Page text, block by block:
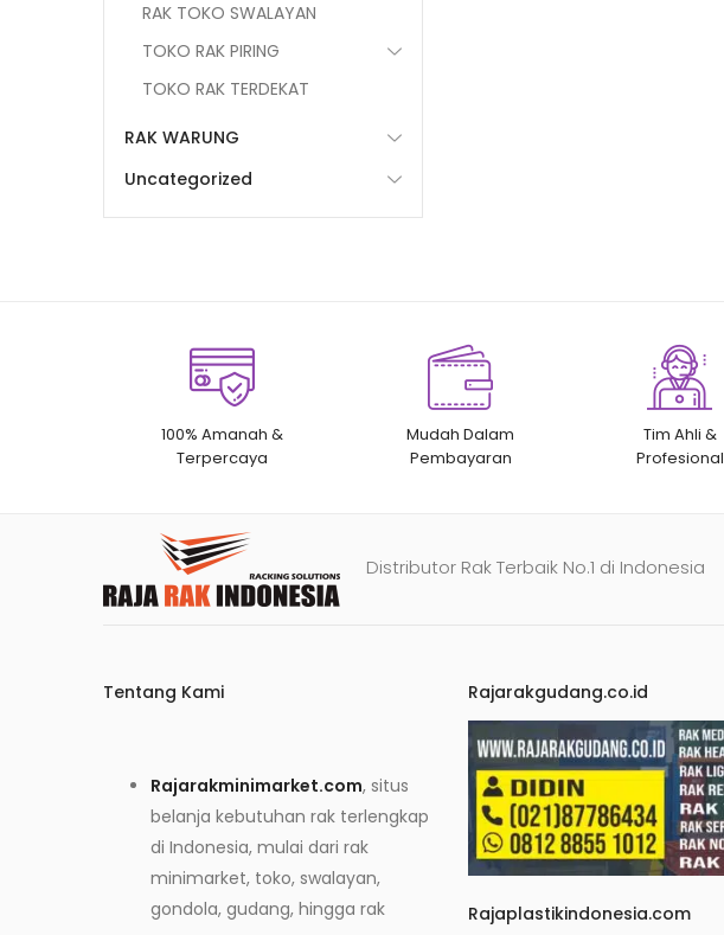
RAK TOKO SWALAYAN
TOKO RAK PIRING
TOKO RAK TERDEKAT
RAK WARUNG
Uncategorized
100% Amanah &
Terpercaya
Mudah Dalam
Pembayaran
Tim Ahli &
Profesional
Distributor Rak Terbaik No.1 di Indonesia
Tentang Kami
Rajarakminimarket.com, situs
belanja kebutuhan rak terlengkap
di Indonesia, mulai dari rak
minimarket, toko, swalayan,
gondola, gudang, hingga rak
Rajarakgudang.co.id
Rajaplastikindonesia.com